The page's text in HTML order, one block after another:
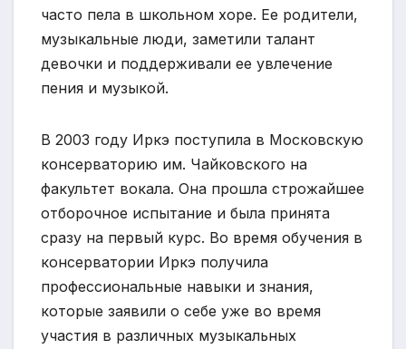
часто пела в школьном хоре. Ее родители,
музыкальные люди, заметили талант
девочки и поддерживали ее увлечение
пения и музыкой.
В 2003 году Иркэ поступила в Московскую
консерваторию им. Чайковского на
факультет вокала. Она прошла строжайшее
отборочное испытание и была принята
сразу на первый курс. Во время обучения в
консерватории Иркэ получила
профессиональные навыки и знания,
которые заявили о себе уже во время
участия в различных музыкальных